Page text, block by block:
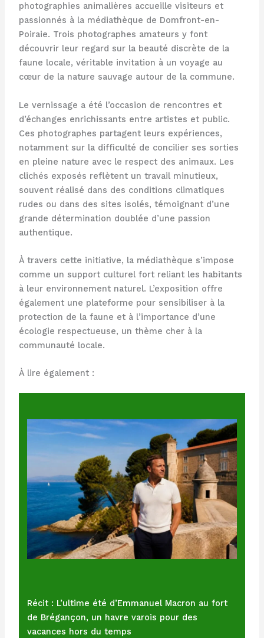
photographies animalières accueille visiteurs et
passionnés à la médiathèque de Domfront-en-
Poiraie. Trois photographes amateurs y font
découvrir leur regard sur la beauté discrète de la
faune locale, véritable invitation à un voyage au
cœur de la nature sauvage autour de la commune.
Le vernissage a été l’occasion de rencontres et
d’échanges enrichissants entre artistes et public.
Ces photographes partagent leurs expériences,
notamment sur la difficulté de concilier ses sorties
en pleine nature avec le respect des animaux. Les
clichés exposés reflètent un travail minutieux,
souvent réalisé dans des conditions climatiques
rudes ou dans des sites isolés, témoignant d’une
grande détermination doublée d’une passion
authentique.
À travers cette initiative, la médiathèque s’impose
comme un support culturel fort reliant les habitants
à leur environnement naturel. L’exposition offre
également une plateforme pour sensibiliser à la
protection de la faune et à l’importance d’une
écologie respectueuse, un thème cher à la
communauté locale.
À lire également :
Récit : L’ultime été d’Emmanuel Macron au fort
de Brégançon, un havre varois pour des
vacances hors du temps